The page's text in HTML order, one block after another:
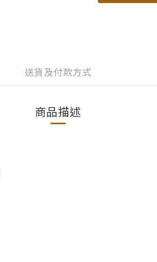
送貨及付款方式
商品描述